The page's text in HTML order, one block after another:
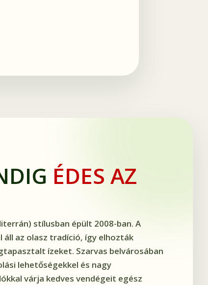
ÉDES AZ
stílusban épült 2008-ban. A
áll az olasz tradíció, így elhozták
ízeket. Szarvas belvárosában
lehetőségekkel és nagy
várja kedves vendégeit egész